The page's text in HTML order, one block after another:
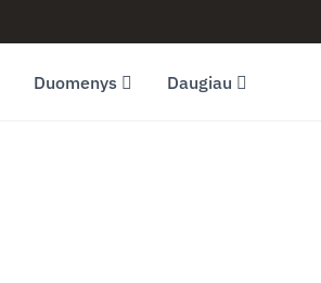
Duomenys Daugiau